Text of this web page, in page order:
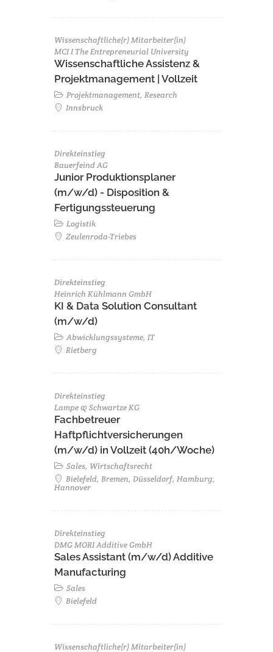
Wissenschaftliche(r) Mitarbeiter(in)
MCI I The Entrepreneurial University
Wissenschaftliche Assistenz &
Projektmanagement | Vollzeit
Projektmanagement, Research
Innsbruck
Direkteinstieg
Bauerfeind AG
Junior Produktionsplaner
(m/w/d) - Disposition &
Fertigungssteuerung
Logistik
Zeulenroda-Triebes
Direkteinstieg
Heinrich Kühlmann GmbH
KI & Data Solution Consultant
(m/w/d)
Abwicklungssysteme, IT
Rietberg
Direkteinstieg
Lampe & Schwartze KG
Fachbetreuer
Haftpflichtversicherungen
(m/w/d) in Vollzeit (40h/Woche)
Sales, Wirtschaftsrecht
Bielefeld, Bremen, Düsseldorf, Hamburg,
Hannover
Direkteinstieg
DMG MORI Additive GmbH
Sales Assistant (m/w/d) Additive
Manufacturing
Sales
Bielefeld
Wissenschaftliche(r) Mitarbeiter(in)